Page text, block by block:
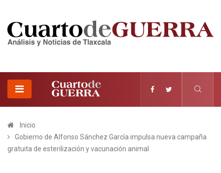
Inicio
Gobierno de Alfonso Sánchez García impulsa nueva campaña
gratuita de esterilización y vacunación animal